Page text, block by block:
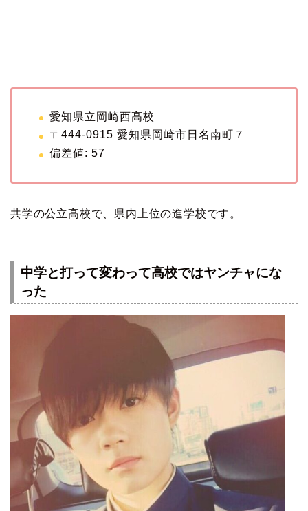
愛知県立岡崎西高校
〒444-0915 愛知県岡崎市日名南町７
偏差値: 57
共学の公立高校で、県内上位の進学校です。
中学と打って変わって高校ではヤンチャにな
った